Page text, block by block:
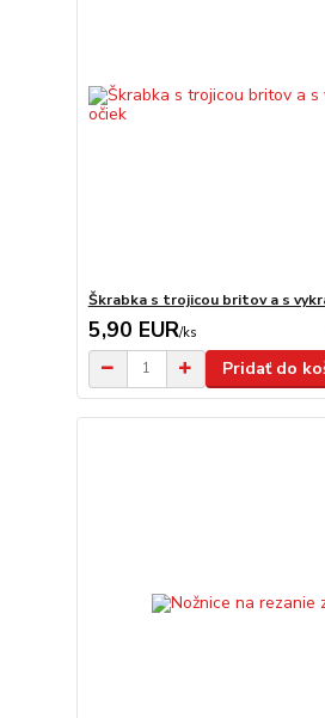
Škrabka s trojicou britov a s
5,90 EUR/ks
Pridať do